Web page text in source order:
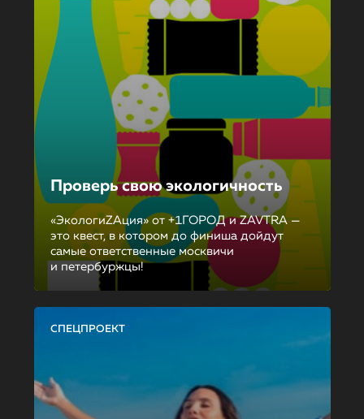
Проверь свою экологичность
«ЭкологиZAция» от +1ГОРОД и ZAVTRA —
это квест, в котором до финиша дойдут
самые ответственные москвичи
и петербуржцы!
СПЕЦПРОЕКТ